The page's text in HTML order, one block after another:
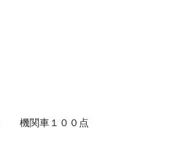
機関車１００点